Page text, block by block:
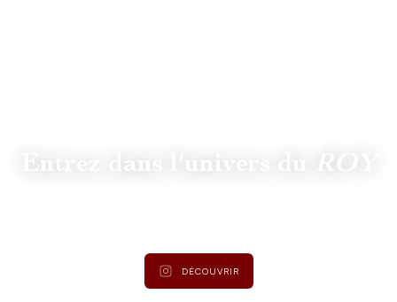
ROY
DÉCOUVRIR